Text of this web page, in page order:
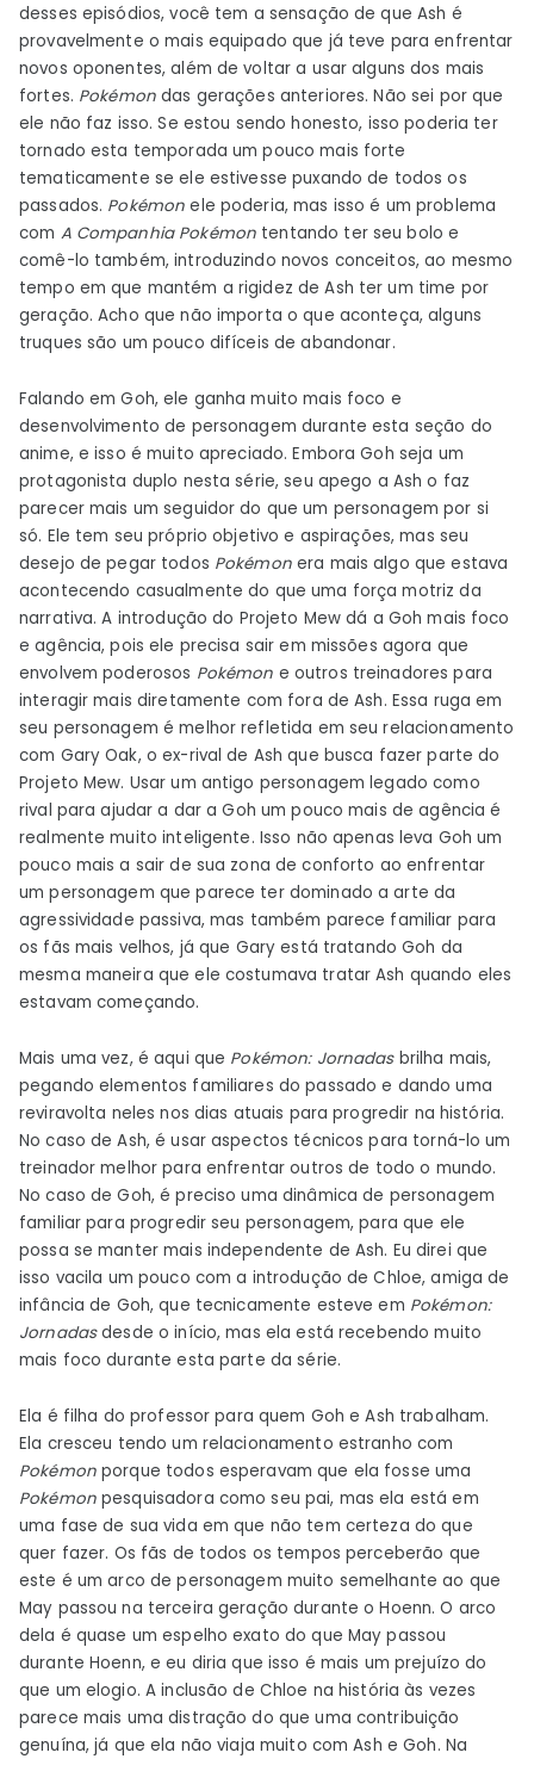
desses episódios, você tem a sensação de que Ash é
provavelmente o mais equipado que já teve para enfrentar
novos oponentes, além de voltar a usar alguns dos mais
fortes. Pokémon das gerações anteriores. Não sei por que
ele não faz isso. Se estou sendo honesto, isso poderia ter
tornado esta temporada um pouco mais forte
tematicamente se ele estivesse puxando de todos os
passados. Pokémon ele poderia, mas isso é um problema
com A Companhia Pokémon tentando ter seu bolo e
comê-lo também, introduzindo novos conceitos, ao mesmo
tempo em que mantém a rigidez de Ash ter um time por
geração. Acho que não importa o que aconteça, alguns
truques são um pouco difíceis de abandonar.
Falando em Goh, ele ganha muito mais foco e
desenvolvimento de personagem durante esta seção do
anime, e isso é muito apreciado. Embora Goh seja um
protagonista duplo nesta série, seu apego a Ash o faz
parecer mais um seguidor do que um personagem por si
só. Ele tem seu próprio objetivo e aspirações, mas seu
desejo de pegar todos Pokémonera mais algo que estava
acontecendo casualmente do que uma força motriz da
narrativa. A introdução do Projeto Mew dá a Goh mais foco
e agência, pois ele precisa sair em missões agora que
envolvem poderosos Pokémon e outros treinadores para
interagir mais diretamente com fora de Ash. Essa ruga em
seu personagem é melhor refletida em seu relacionamento
com Gary Oak, o ex-rival de Ash que busca fazer parte do
Projeto Mew. Usar um antigo personagem legado como
rival para ajudar a dar a Goh um pouco mais de agência é
realmente muito inteligente. Isso não apenas leva Goh um
pouco mais a sair de sua zona de conforto ao enfrentar
um personagem que parece ter dominado a arte da
agressividade passiva, mas também parece familiar para
os fãs mais velhos, já que Gary está tratando Goh da
mesma maneira que ele costumava tratar Ash quando eles
estavam começando.
Mais uma vez, é aqui que Pokémon: Jornadasbrilha mais,
pegando elementos familiares do passado e dando uma
reviravolta neles nos dias atuais para progredir na história.
No caso de Ash, é usar aspectos técnicos para torná-lo um
treinador melhor para enfrentar outros de todo o mundo.
No caso de Goh, é preciso uma dinâmica de personagem
familiar para progredir seu personagem, para que ele
possa se manter mais independente de Ash. Eu direi que
isso vacila um pouco com a introdução de Chloe, amiga de
infância de Goh, que tecnicamente esteve em Pokémon:
Jornadasdesde o início, mas ela está recebendo muito
mais foco durante esta parte da série.
Ela é filha do professor para quem Goh e Ash trabalham.
Ela cresceu tendo um relacionamento estranho com
Pokémonporque todos esperavam que ela fosse uma
Pokémonpesquisadora como seu pai, mas ela está em
uma fase de sua vida em que não tem certeza do que
quer fazer. Os fãs de todos os tempos perceberão que
este é um arco de personagem muito semelhante ao que
May passou na terceira geração durante o Hoenn. O arco
dela é quase um espelho exato do que May passou
durante Hoenn, e eu diria que isso é mais um prejuízo do
que um elogio. A inclusão de Chloe na história às vezes
parece mais uma distração do que uma contribuição
genuína, já que ela não viaja muito com Ash e Goh. Na